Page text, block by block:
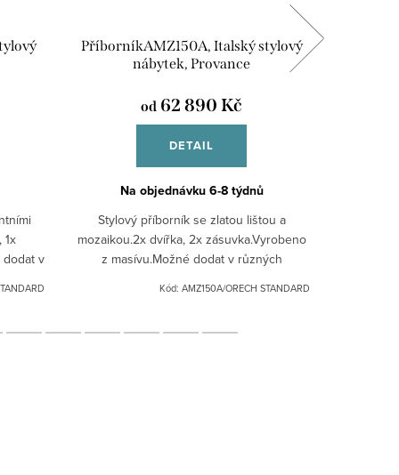
1x
dodat v
PříborníkAMZ150A, Italský stylový
nábytek, Provance
od 62 890 Kč
DETAIL
Na objednávku 6-8 týdnů
Stylový příborník se zlatou lištou a
mozaikou.2x dvířka, 2x zásuvka.Vyrobeno
z masívu.Možné dodat v různých
ořech.Pro jiná barevná...
Kód: AMZ150A/ORECH STANDARD